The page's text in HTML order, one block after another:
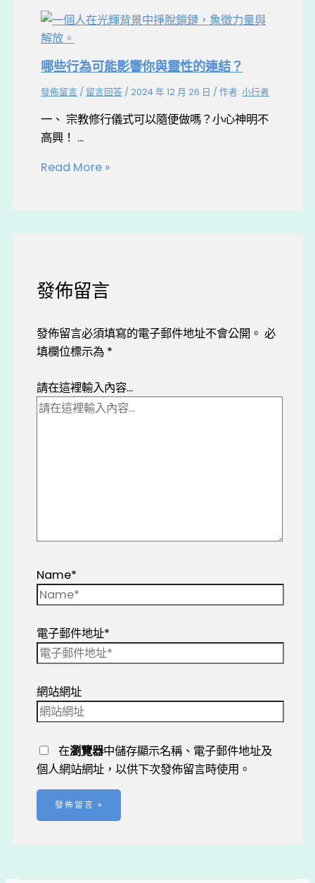
哪些行為可能影響你與靈性的連結？
發佈留言 / 留言回答 / 2024 年 12 月 26 日 / 作者: 小行者
一、 宗教修行儀式可以隨便做嗎？小心神明不
高興！ ...
Read More »
發佈留言
發佈留言必須填寫的電子郵件地址不會公開。 必
填欄位標示為 *
請在這裡輸入內容...
Name*
電子郵件地址*
網站網址
在瀏覽器中儲存顯示名稱、電子郵件地址及
個人網站網址，以供下次發佈留言時使用。